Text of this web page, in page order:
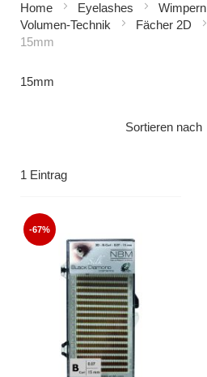
Inhalt
Home Eyelashes
Wimpern
Volumen-Technik
Fächer 2D
15mm
15mm
1 Eintrag
Sortieren nach
-67%